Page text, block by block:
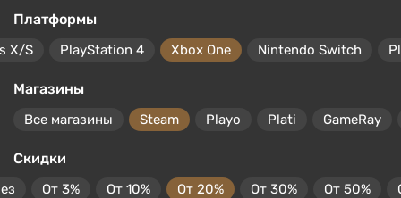
Платформы
X/S PlayStation 4 Xbox One Nintendo Switch
Магазины
Все магазины Steam Playo Plati GameRay
Скидки
От 3% От 10% От 20% От 30% От 50%